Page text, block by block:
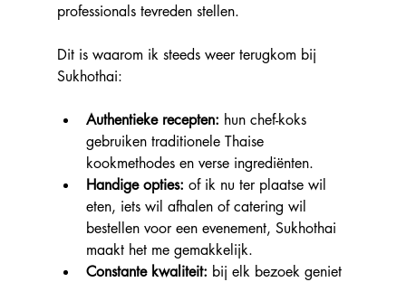
professionals tevreden stellen.
Dit is waarom ik steeds weer terugkom bij
Sukhothai:
Authentieke recepten: hun chef-koks
gebruiken traditionele Thaise
kookmethodes en verse ingrediënten.
Handige opties: of ik nu ter plaatse wil
eten, iets wil afhalen of catering wil
bestellen voor een evenement, Sukhothai
maakt het me gemakkelijk.
Constante kwaliteit: bij elk bezoek geniet